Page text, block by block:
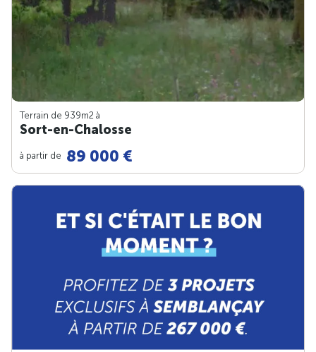
Terrain de 939m2 à
Sort-en-Chalosse
à partir de 89 000 €